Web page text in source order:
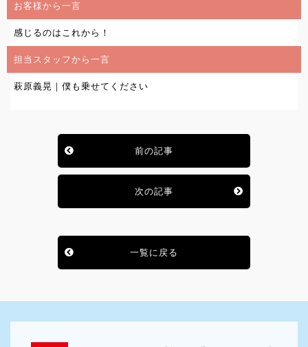
お客様から一言
感じるのはこれから！
担当スタッフから一言
萩原義晃｜僕も乗せてください
前の記事
次の記事
一覧に戻る